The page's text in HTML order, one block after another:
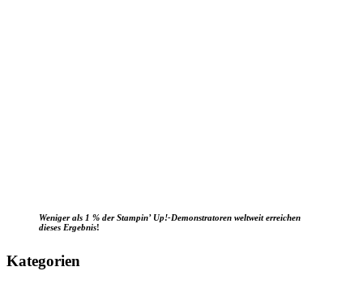
Weniger als 1 % der Stampin’ Up!-Demonstratoren weltweit erreichen
dieses Ergebnis!
Kategorien